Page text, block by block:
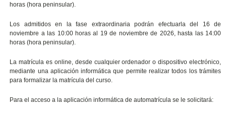
horas (hora peninsular).
Los admitidos en la fase extraordinaria podrán efectuarla del 16 de
noviembre a las 10:00 horas al 19 de noviembre de 2026, hasta las 14:00
horas (hora peninsular).
La matrícula es online, desde cualquier ordenador o dispositivo electrónico,
mediante una aplicación informática que permite realizar todos los trámites
para formalizar la matrícula del curso.
Para el acceso a la aplicación informática de automatrícula se le solicitará: